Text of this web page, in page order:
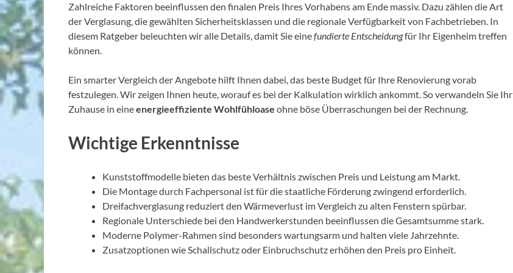
Zahlreiche Faktoren beeinflussen den finalen Preis Ihres Vorhabens am Ende massiv. Dazu zählen die Art
der Verglasung, die gewählten Sicherheitsklassen und die regionale Verfügbarkeit von Fachbetrieben. In
diesem Ratgeber beleuchten wir alle Details, damit Sie einefundierte Entscheidungfür Ihr Eigenheim treffen
können.
Ein smarter Vergleich der Angebote hilft Ihnen dabei, das beste Budget für Ihre Renovierung vorab
festzulegen. Wir zeigen Ihnen heute, worauf es bei der Kalkulation wirklich ankommt. So verwandeln Sie Ihr
Zuhause in eineenergieeffiziente Wohlfühloase ohne böse Überraschungen bei der Rechnung.
Wichtige Erkenntnisse
Kunststoffmodelle bieten das beste Verhältnis zwischen Preis und Leistung am Markt.
Die Montage durch Fachpersonal ist für die staatliche Förderung zwingend erforderlich.
Dreifachverglasung reduziert den Wärmeverlust im Vergleich zu alten Fenstern spürbar.
Regionale Unterschiede bei den Handwerkerstunden beeinflussen die Gesamtsumme stark.
Moderne Polymer-Rahmen sind besonders wartungsarm und halten viele Jahrzehnte.
Zusatzoptionen wie Schallschutz oder Einbruchschutz erhöhen den Preis pro Einheit.